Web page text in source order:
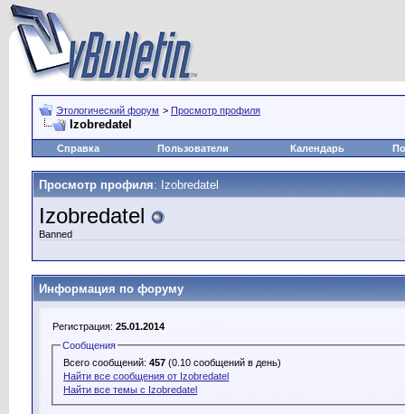
Этологический форум > Просмотр профиля
Izobredatel
Справка Пользователи Календарь
Просмотр профиля: Izobredatel
Izobredatel
Banned
Информация по форуму
Регистрация: 25.01.2014
Сообщения
Всего сообщений:457 (0.10 сообщений в день)
Найти все сообщения от Izobredatel
Найти все темы с Izobredatel